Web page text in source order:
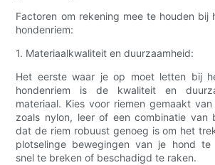
Factoren om rekening mee te houden bij
hondenriem:
1. Materiaalkwaliteit en duurzaamheid:
Het eerste waar je op moet letten bij
hondenriem is de kwaliteit en
materiaal. Kies voor riemen gemaakt
zoals nylon, leer of een combinatie van
dat de riem robuust genoeg is om het
plotselinge bewegingen van je hond te
snel te breken of beschadigd te raken.